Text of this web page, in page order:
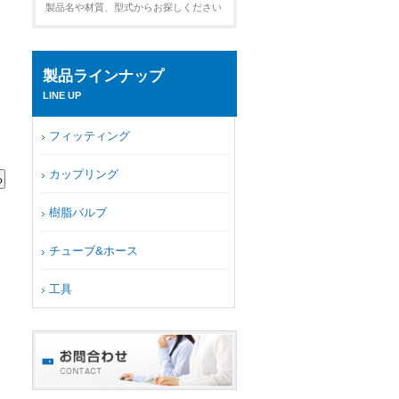
製品名や材質、型式からお探しください
製品ラインナップ
LINE UP
フィッティング
カップリング
樹脂バルブ
チューブ&ホース
工具